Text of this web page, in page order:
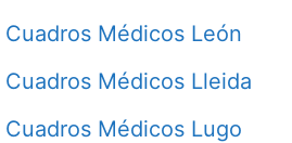
Cuadros Médicos León
Cuadros Médicos Lleida
Cuadros Médicos Lugo